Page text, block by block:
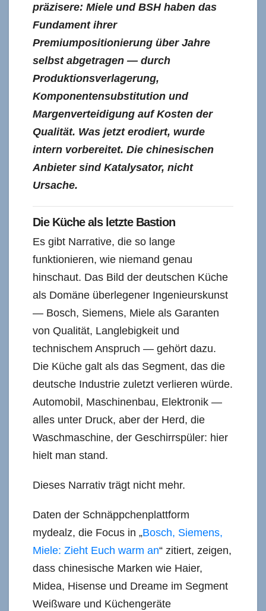
präzisere: Miele und BSH haben das
Fundament ihrer
Premiumpositionierung über Jahre
selbst abgetragen — durch
Produktionsverlagerung,
Komponentensubstitution und
Margenverteidigung auf Kosten der
Qualität. Was jetzt erodiert, wurde
intern vorbereitet. Die chinesischen
Anbieter sind Katalysator, nicht
Ursache.
Die Küche als letzte Bastion
Es gibt Narrative, die so lange
funktionieren, wie niemand genau
hinschaut. Das Bild der deutschen Küche
als Domäne überlegener Ingenieurskunst
— Bosch, Siemens, Miele als Garanten
von Qualität, Langlebigkeit und
technischem Anspruch — gehört dazu.
Die Küche galt als das Segment, das die
deutsche Industrie zuletzt verlieren würde.
Automobil, Maschinenbau, Elektronik —
alles unter Druck, aber der Herd, die
Waschmaschine, der Geschirrspüler: hier
hielt man stand.
Dieses Narrativ trägt nicht mehr.
Daten der Schnäppchenplattform
mydealz, die Focus in „Bosch, Siemens,
Miele: Zieht Euch warm an“ zitiert, zeigen,
dass chinesische Marken wie Haier,
Midea, Hisense und Dreame im Segment
Weißware und Küchengeräte